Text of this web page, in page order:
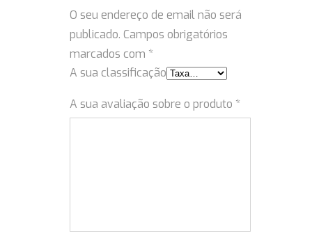
O seu endereço de email não será
publicado. Campos obrigatórios
marcados com *
A sua classificação
A sua avaliação sobre o produto *